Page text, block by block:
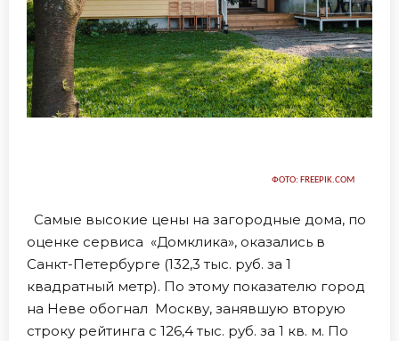
ФОТО: FREEPIK.COM
Самые высокие цены на загородные дома, по
оценке сервиса «Домклика», оказались в
Санкт-Петербурге (132,3 тыс. руб. за 1
квадратный метр). По этому показателю город
на Неве обогнал Москву, занявшую вторую
строку рейтинга с 126,4 тыс. руб. за 1 кв. м. По